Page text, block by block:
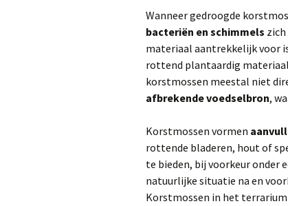
Wanneer gedroogde
bacteriën en schimmels
materiaal aantrekkelijk voor
rottend plantaardig
korstmossen meestal niet
afbrekende voedselbron,
Korstmossen vormen
rottende bladeren, hout of
te bieden, bij voorkeur onder
natuurlijke situatie na en
Korstmossen in het terrarium